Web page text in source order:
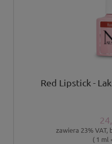
Red Lipstick -
zawiera 23%
( 1 ml